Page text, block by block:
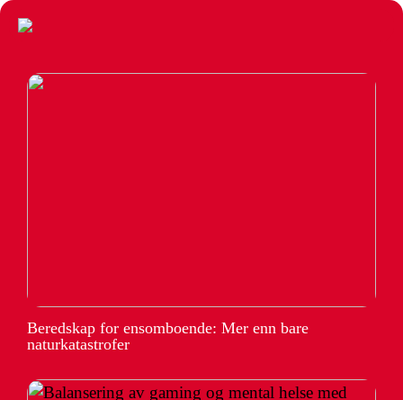
Beredskap for ensomboende: Mer enn bare
naturkatastrofer